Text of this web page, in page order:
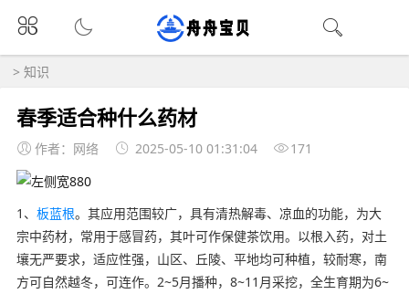
> 知识
春季适合种什么药材
作者：网络 2025-05-10 01:31:04 171
1、 板蓝根。其应用范围较广，具有清热解毒、凉血的功能，为大
宗中药材，常用于感冒药，其叶可作保健茶饮用。以根入药，对土
壤无严要求，适应性强，山区、丘陵、平地均可种植，较耐寒，南
方可自然越冬，可连作。2~5月播种，8~11月采挖，全生育期为6~